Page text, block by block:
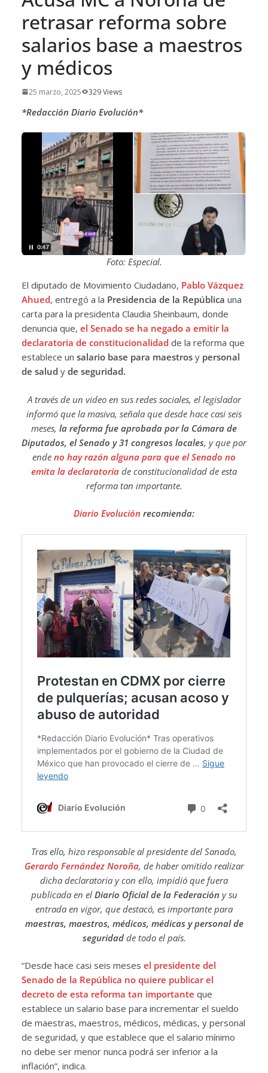
retrasar reforma sobre
salarios base a maestros
y médicos
25 marzo, 2025 329 Views
*Redacción Diario Evolución*
Foto: Especial.
El diputado de Movimiento Ciudadano, Pablo Vázquez
Ahued, entregó a la Presidencia de la República una
carta para la presidenta Claudia Sheinbaum, donde
denuncia que, el Senado se ha negado a emitir la
declaratoria de constitucionalidad de la reforma que
establece un salario base para maestros y personal
de salud y de seguridad.
A través de un video en sus redes sociales, el legislador
informó que la masiva, señala que desde hace casi seis
meses, la reforma fue aprobada por la Cámara de
Diputados, el Senado y 31 congresos locales, y que por
ende no hay razón alguna para que el Senado no
emita la declaratoria de constitucionalidad de esta
reforma tan importante.
Diario Evolución recomienda:
Tras ello, hizo responsable al presidente del Sanado,
Gerardo Fernández Noroña, de haber omitido realizar
dicha declaratoria y con ello, impidió que fuera
publicada en el Diario Oficial de la Federación y su
entrada en vigor, que destacó, es importante para
maestras, maestros, médicos, médicas y personal de
seguridadde todo el país.
“Desde hace casi seis meses el presidente del
Senado de la República no quiere publicar el
decreto de esta reforma tan importante que
establece un salario base para incrementar el sueldo
de maestras, maestros, médicos, médicas, y personal
de seguridad, y que establece que el salario mínimo
no debe ser menor nunca podrá ser inferior a la
inflación”, indica.